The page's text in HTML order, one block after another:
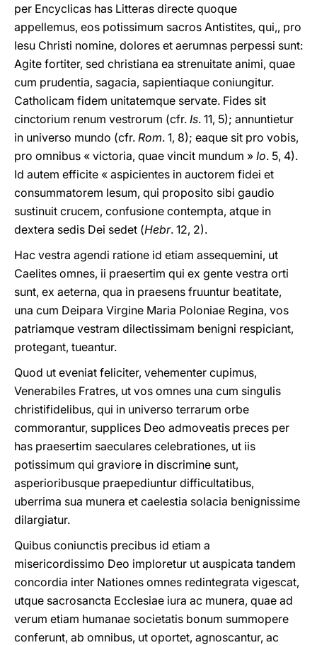
per Encyclicas has Litteras directe quoque
appellemus, eos potissimum sacros Antistites, qui,, pro
Iesu Christi nomine, dolores et aerumnas perpessi sunt:
Agite fortiter, sed christiana ea strenuitate animi, quae
cum prudentia, sagacia, sapientiaque coniungitur.
Catholicam fidem unitatemque servate. Fides sit
cinctorium renum vestrorum (cfr. Is. 11, 5); annuntietur
in universo mundo (cfr. Rom. 1, 8); eaque sit pro vobis,
pro omnibus « victoria, quae vincit mundum » Io. 5, 4).
Id autem efficite « aspicientes in auctorem fidei et
consummatorem Iesum, qui proposito sibi gaudio
sustinuit crucem, confusione contempta, atque in
dextera sedis Dei sedet (Hebr. 12, 2).
Hac vestra agendi ratione id etiam assequemini, ut
Caelites omnes, ii praesertim qui ex gente vestra orti
sunt, ex aeterna, qua in praesens fruuntur beatitate,
una cum Deipara Virgine Maria Poloniae Regina, vos
patriamque vestram dilectissimam benigni respiciant,
protegant, tueantur.
Quod ut eveniat feliciter, vehementer cupimus,
Venerabiles Fratres, ut vos omnes una cum singulis
christifidelibus, qui in universo terrarum orbe
commorantur, supplices Deo admoveatis preces per
has praesertim saeculares celebrationes, ut iis
potissimum qui graviore in discrimine sunt,
asperioribusque praepediuntur difficultatibus,
uberrima sua munera et caelestia solacia benignissime
dilargiatur.
Quibus coniunctis precibus id etiam a
misericordissimo Deo imploretur ut auspicata tandem
concordia inter Nationes omnes redintegrata vigescat,
utque sacrosancta Ecclesiae iura ac munera, quae ad
verum etiam humanae societatis bonum summopere
conferunt, ab omnibus, ut oportet, agnoscantur, ac